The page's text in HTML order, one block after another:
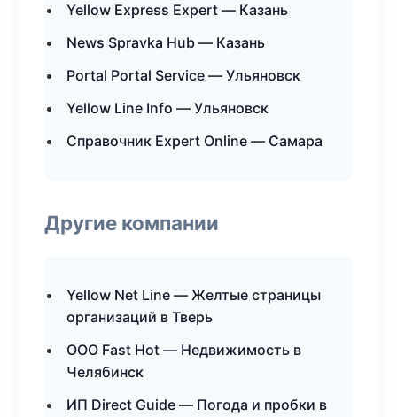
Yellow Express Expert — Казань
News Spravka Hub — Казань
Portal Portal Service — Ульяновск
Yellow Line Info — Ульяновск
Справочник Expert Online — Самара
Другие компании
Yellow Net Line — Желтые страницы
организаций в Тверь
ООО Fast Hot — Недвижимость в
Челябинск
ИП Direct Guide — Погода и пробки в